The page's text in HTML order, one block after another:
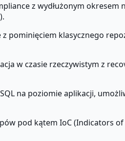
z wydłużonym okresem
pominięciem klasycznego
w czasie rzeczywistym z
na poziomie aplikacji,
pod kątem IoC (Indicators